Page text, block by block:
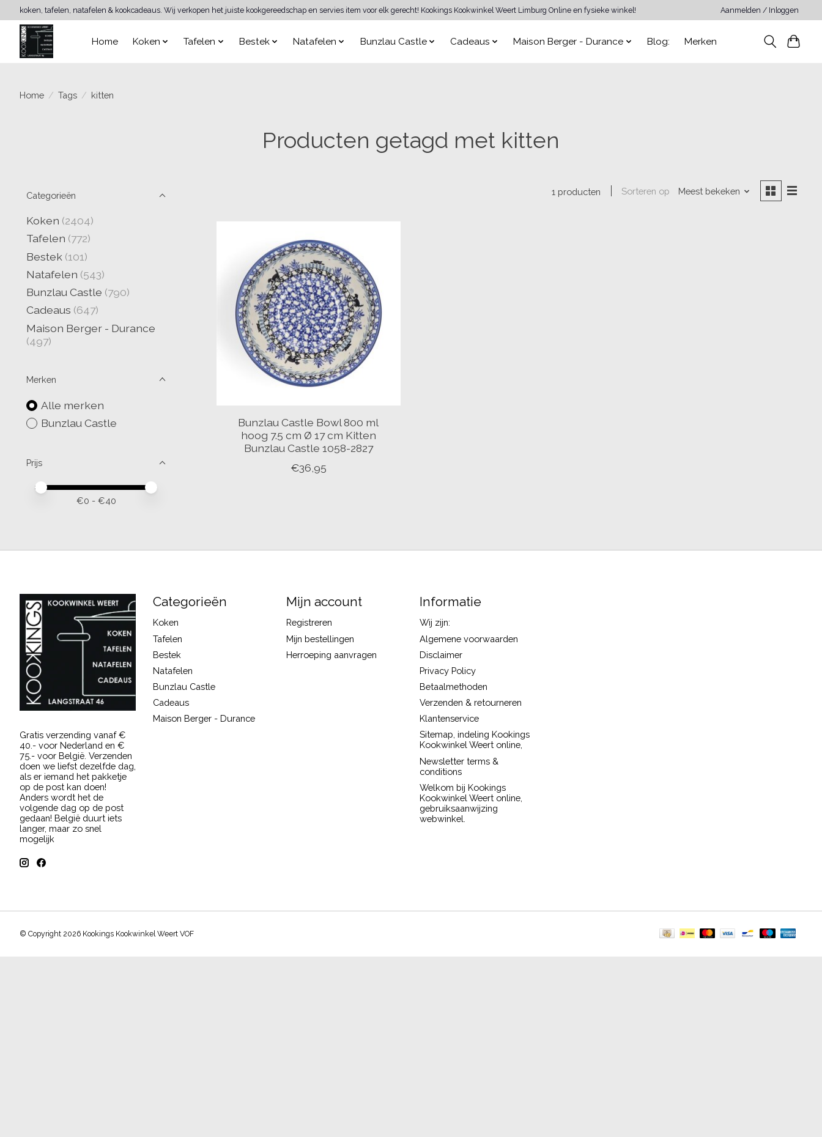
koken, tafelen, natafelen & kookcadeaus. Wij verkopen het juiste kookgereedschap en servies item voor elk gerecht! Kookings Kookwinkel Weert Limburg Online en fysieke winkel! Aanmelden / Inloggen
Home Koken Tafelen Bestek Natafelen Bunzlau Castle Cadeaus Maison Berger - Durance Blog: Merken
Home / Tags / kitten
Producten getagd met kitten
Categorieën
Koken (2404)
Tafelen (772)
Bestek (101)
Natafelen (543)
Bunzlau Castle (790)
Cadeaus (647)
Maison Berger - Durance
(497)
Merken
Alle merken
Bunzlau Castle
Prijs
Minimale prijswaarde
Price maximum value
€0 - €40
1 producten Sorteren op Meest bekeken
Bunzlau Castle Bowl 800 ml
hoog 7.5 cm Ø 17 cm Kitten
Bunzlau Castle 1058-2827
€36,95
Gratis verzending vanaf €
40.- voor Nederland en €
75.- voor België. Verzenden
doen we liefst dezelfde dag,
als er iemand het pakketje
op de post kan doen!
Anders wordt het de
volgende dag op de post
gedaan! België duurt iets
langer, maar zo snel
mogelijk
Categorieën
Koken
Tafelen
Bestek
Natafelen
Bunzlau Castle
Cadeaus
Maison Berger - Durance
Mijn account
Registreren
Mijn bestellingen
Herroeping aanvragen
Informatie
Wij zijn:
Algemene voorwaarden
Disclaimer
Privacy Policy
Betaalmethoden
Verzenden & retourneren
Klantenservice
Sitemap, indeling Kookings
Kookwinkel Weert online,
Newsletter terms &
conditions
Welkom bij Kookings
Kookwinkel Weert online,
gebruiksaanwijzing
webwinkel.
© Copyright 2026 Kookings Kookwinkel Weert VOF